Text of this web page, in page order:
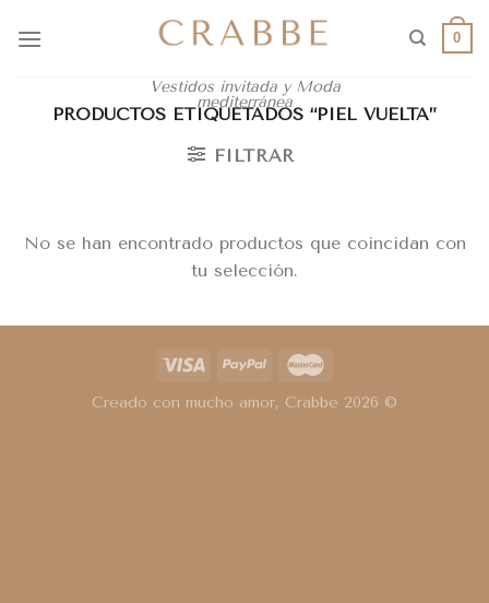
Vestidos invitada y Moda
mediterránea
0
PRODUCTOS ETIQUETADOS “PIEL VUELTA”
FILTRAR
No se han encontrado productos que coincidan con
tu selección.
Creado con mucho amor, Crabbe 2026 ©